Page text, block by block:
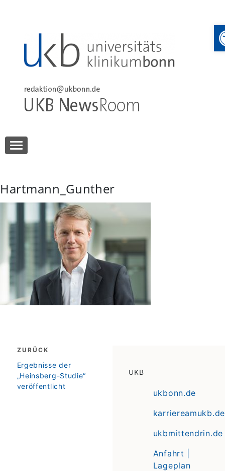
UKB NewsRoom
Hartmann_Gunther
Beitragsnavigation
ZURÜCK
zurück
Ergebnisse der
„Heinsberg-Studie“
veröffentlicht
UKB
ukbonn.de
karriereamukb.de
ukbmittendrin.de
Anfahrt |
Lageplan